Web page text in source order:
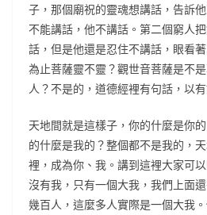
子，那個廟祝的靈魂想講話，告訴
不能講話，他不講話。第二個窮人
話，但是他還是忍住不講話，眼看
為止菩薩靈不靈？觀世音菩薩是不
人？不是的，道德經裡有句話，以
天地間就是這樣子，你的什麼是你
的什麼是我的？整個都不是我的，
裡，成為你、我。講到這裡大家可
沒有我，只有一個大我，我們上面
幾百人，這麼多人實際是一個大我